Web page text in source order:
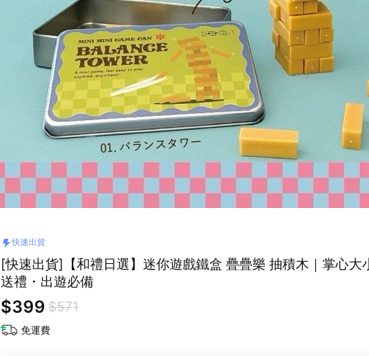
快速出貨
[快速出貨]【和禮日選】迷你遊戲鐵盒 疊疊樂 抽積木｜掌心大
送禮・出遊必備
$399 $571
免運費